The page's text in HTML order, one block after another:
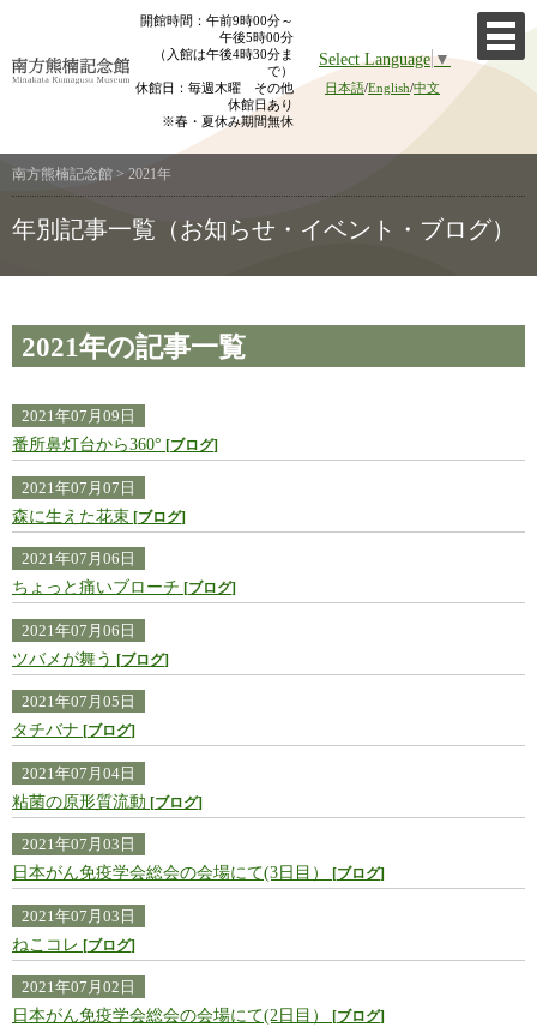
content
開館時間：午前9時00分～
午後5時00分
（入館は午後4時30分ま
で）
休館日：毎週木曜 その他
休館日あり
※春・夏休み期間無休
Select Language▼
日本語/English/中文
南方熊楠記念館 > 2021年
年別記事一覧（お知らせ・イベント・ブログ）
2021年の記事一覧
2021年07月09日
番所鼻灯台から360° ブログ
2021年07月07日
森に生えた花束 ブログ
2021年07月06日
ちょっと痛いブローチ ブログ
2021年07月06日
ツバメが舞う ブログ
2021年07月05日
タチバナ ブログ
2021年07月04日
粘菌の原形質流動 ブログ
2021年07月03日
日本がん免疫学会総会の会場にて(3日目） ブログ
2021年07月03日
ねこコレ ブログ
2021年07月02日
日本がん免疫学会総会の会場にて(2日目） ブログ